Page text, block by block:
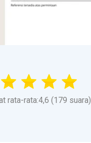
rata-rata:4,6 (179 suara)